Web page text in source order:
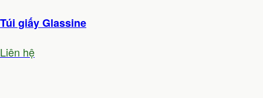
Túi giấy Glassine
Liên hệ